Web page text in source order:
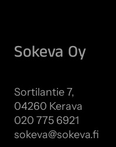
Sokeva Oy
Sortilantie 7,
04260 Kerava
020 775 6921
sokeva@sokeva.fi